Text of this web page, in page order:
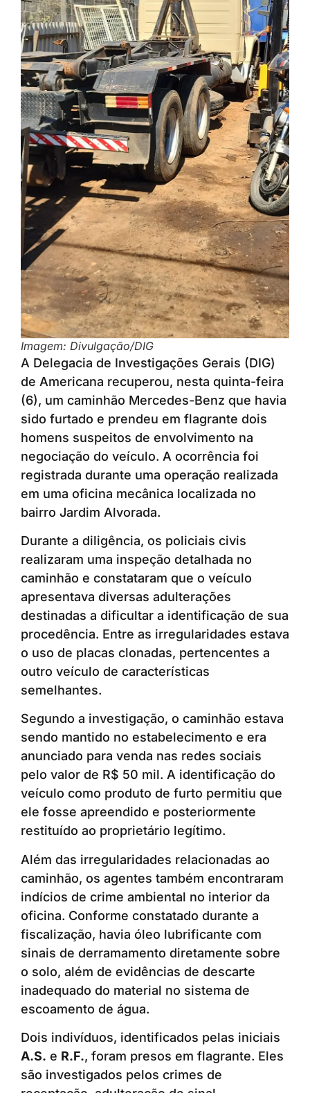
Imagem: Divulgação/DIG
A Delegacia de Investigações Gerais (DIG)
de Americana recuperou, nesta quinta-feira
(6), um caminhão Mercedes-Benz que havia
sido furtado e prendeu em flagrante dois
homens suspeitos de envolvimento na
negociação do veículo. A ocorrência foi
registrada durante uma operação realizada
em uma oficina mecânica localizada no
bairro Jardim Alvorada.
Durante a diligência, os policiais civis
realizaram uma inspeção detalhada no
caminhão e constataram que o veículo
apresentava diversas adulterações
destinadas a dificultar a identificação de sua
procedência. Entre as irregularidades estava
o uso de placas clonadas, pertencentes a
outro veículo de características
semelhantes.
Segundo a investigação, o caminhão estava
sendo mantido no estabelecimento e era
anunciado para venda nas redes sociais
pelo valor de R$ 50 mil. A identificação do
veículo como produto de furto permitiu que
ele fosse apreendido e posteriormente
restituído ao proprietário legítimo.
Além das irregularidades relacionadas ao
caminhão, os agentes também encontraram
indícios de crime ambiental no interior da
oficina. Conforme constatado durante a
fiscalização, havia óleo lubrificante com
sinais de derramamento diretamente sobre
o solo, além de evidências de descarte
inadequado do material no sistema de
escoamento de água.
Dois indivíduos, identificados pelas iniciais
A.S. e R.F., foram presos em flagrante. Eles
são investigados pelos crimes de